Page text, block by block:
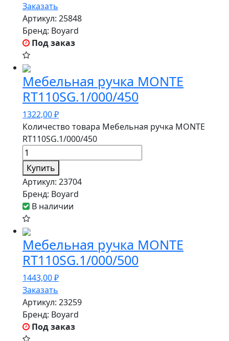
Заказать
Артикул: 25848
Бренд: Boyard
Под заказ
Мебельная ручка MONTE
RT110SG.1/000/450
1322,00₽
Количество товара Мебельная ручка MONTE
RT110SG.1/000/450
Купить
Артикул: 23704
Бренд: Boyard
В наличии
Мебельная ручка MONTE
RT110SG.1/000/500
1443,00₽
Заказать
Артикул: 23259
Бренд: Boyard
Под заказ